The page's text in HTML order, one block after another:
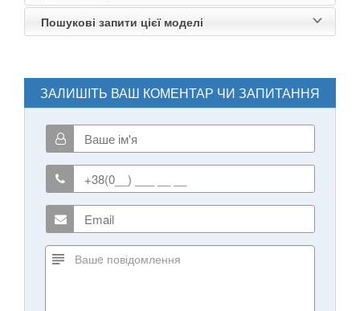
Пошукові запити цієї моделі
ЗАЛИШІТЬ ВАШ КОМЕНТАР ЧИ ЗАПИТАННЯ